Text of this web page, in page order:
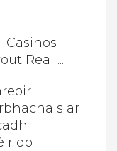
ar
do